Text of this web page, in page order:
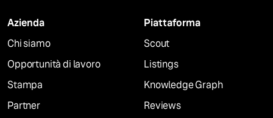
Azienda
Chi siamo
Opportunità di lavoro
Stampa
Partner
Piattaforma
Scout
Listings
Knowledge Graph
Reviews